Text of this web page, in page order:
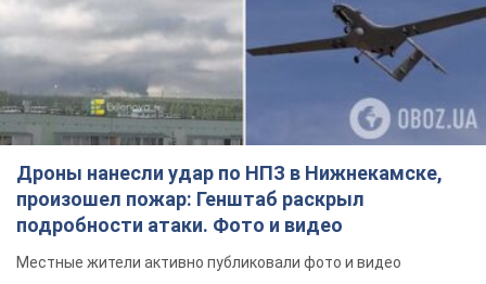
Дроны нанесли удар по НПЗ в Нижнекамске,
произошел пожар: Генштаб раскрыл
подробности атаки. Фото и видео
Местные жители активно публиковали фото и видео